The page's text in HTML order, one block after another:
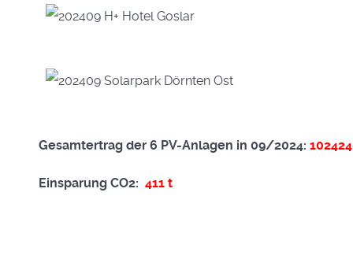
Gesamtertrag der 6 PV-Anlagen in 09/2024:
Einsparung CO2: 411 t